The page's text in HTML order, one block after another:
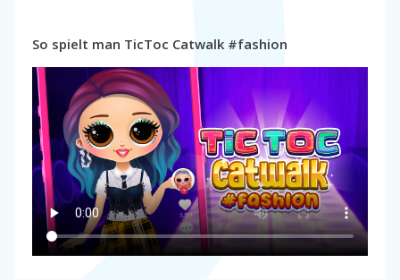
So spielt man TicToc Catwalk #fashion